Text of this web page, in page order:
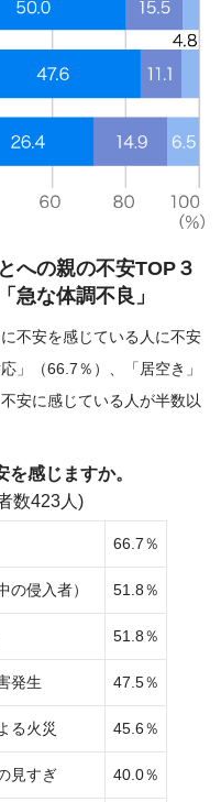
への親の不安TOP３
急な体調不良」
不安を感じている人に不安
」（66.7％）、「居空き」
安に感じている人が半数以
感じますか。
数423人)
66.7％
の侵入者） 51.8％
51.8％
発生 47.5％
る火災 45.6％
見すぎ 40.0％